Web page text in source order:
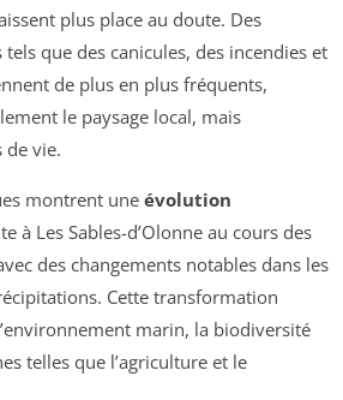
plus place au doute. Des
que des canicules, des incendies et
de plus en plus fréquents,
le paysage local, mais
de vie.
montrent une évolution
à Les Sables-d’Olonne au cours des
des changements notables dans les
Cette transformation
marin, la biodiversité
telles que l’agriculture et le